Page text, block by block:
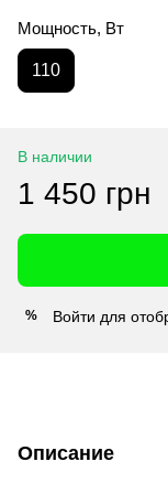
Мощность, Вт
110
В наличии
1 450 грн
% Войти для
Описание